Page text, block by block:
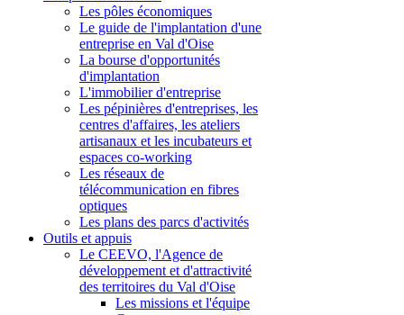
Les pôles économiques
Le guide de l'implantation d'une
entreprise en Val d'Oise
La bourse d'opportunités
d'implantation
L'immobilier d'entreprise
Les pépinières d'entreprises, les
centres d'affaires, les ateliers
artisanaux et les incubateurs et
espaces co-working
Les réseaux de
télécommunication en fibres
optiques
Les plans des parcs d'activités
Outils et appuis
Le CEEVO, l'Agence de
développement et d'attractivité
des territoires du Val d'Oise
Les missions et l'équipe